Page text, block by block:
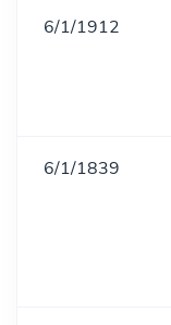
6/1/1912
6/1/1839